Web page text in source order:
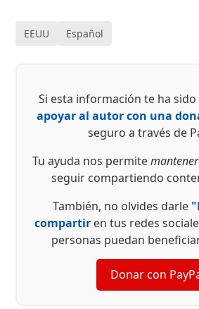
EEUU Español
Si esta información te ha sido
apoyar al autor con una
seguro a través de
Tu ayuda nos permite
seguir compartiendo
También, no olvides darle
compartir en tus redes
personas puedan
Donar con